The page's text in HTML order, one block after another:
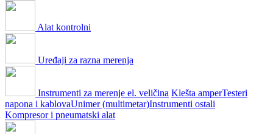
Alat kontrolni
Uređaji za razna merenja
Instrumenti za merenje el. veličina Klešta amperTesteri
napona i kablovaUnimer (multimetar)Instrumenti ostali
Kompresor i pneumatski alat